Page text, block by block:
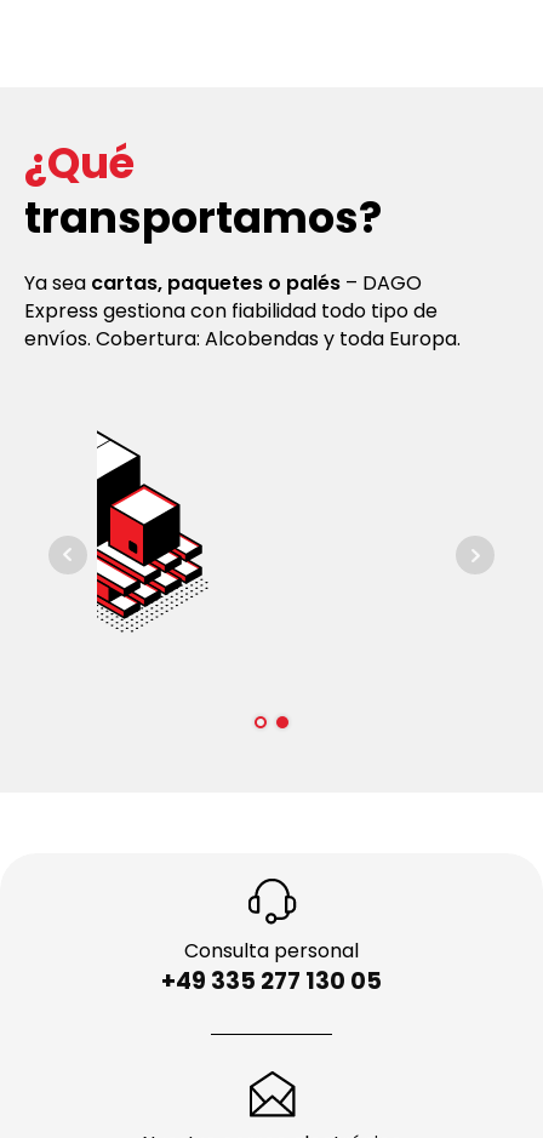
¿Qué
transportamos?
Ya sea cartas, paquetes o palés – DAGO
Express gestiona con fiabilidad todo tipo de
envíos. Cobertura: Alcobendas y toda Europa.
+49 335 277 130 05